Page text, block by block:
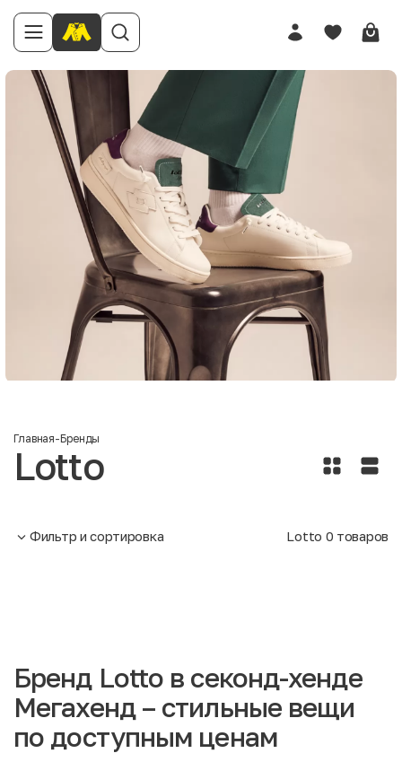
Главная-Бренды
Lotto
Фильтр и сортировка Lotto 0 товаров
Бренд Lotto в секонд-хенде
Мегахенд – стильные вещи
по доступным ценам